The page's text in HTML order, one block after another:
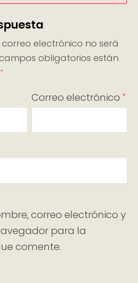
electrónico no será
obligatorios están
*
Correo electrónico *
correo electrónico y
para la
comente.